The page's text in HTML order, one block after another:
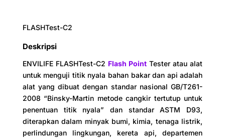
FLASHTest-C2
Deskripsi
ENVILIFE FLASHTest-C2 Flash Point Tester atau alat
untuk menguji titik nyala bahan bakar dan api adalah
alat yang dibuat dengan standar nasional GB/T261-
2008 “Binsky-Martin metode cangkir tertutup untuk
penentuan titik nyala” dan standar ASTM D93,
diterapkan dalam minyak bumi, kimia, tenaga listrik,
perlindungan lingkungan, kereta api, departemen